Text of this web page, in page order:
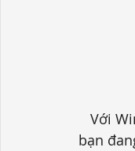
bạn